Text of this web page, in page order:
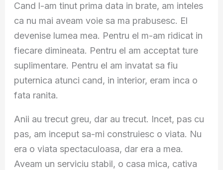
Cand l-am tinut prima data in brate, am inteles
ca nu mai aveam voie sa ma prabusesc. El
devenise lumea mea. Pentru el m-am ridicat in
fiecare dimineata. Pentru el am acceptat ture
suplimentare. Pentru el am invatat sa fiu
puternica atunci cand, in interior, eram inca o
fata ranita.
Anii au trecut greu, dar au trecut. Incet, pas cu
pas, am inceput sa-mi construiesc o viata. Nu
era o viata spectaculoasa, dar era a mea.
Aveam un serviciu stabil, o casa mica, cativa